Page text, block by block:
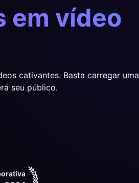
em vídeo
cativantes. Basta carregar uma
seu público.